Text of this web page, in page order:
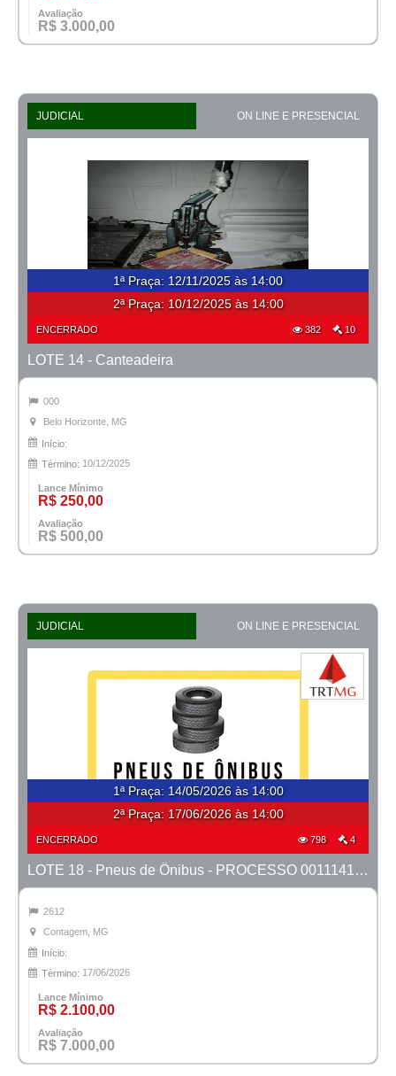
Avaliação
R$ 3.000,00
JUDICIAL ON LINE E PRESENCIAL
1ª Praça: 12/11/2025 às 14:00
2ª Praça: 10/12/2025 às 14:00
ENCERRADO 382 10
LOTE 14 - Canteadeira
000
Belo Horizonte, MG
Início:
Término: 10/12/2025
Lance Mínimo
R$ 250,00
Avaliação
R$ 500,00
JUDICIAL ON LINE E PRESENCIAL
1ª Praça: 14/05/2026 às 14:00
2ª Praça: 17/06/2026 às 14:00
ENCERRADO 798 4
LOTE 18 - Pneus de Ônibus - PROCESSO 0011141-56.2019-1ª CONTAGEM
2612
Contagem, MG
Início:
Término: 17/06/2026
Lance Mínimo
R$ 2.100,00
Avaliação
R$ 7.000,00